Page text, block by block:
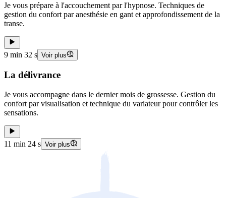
Je vous prépare à l'accouchement par l'hypnose. Techniques de
gestion du confort par anesthésie en gant et approfondissement de la
transe.
9 min 32 s Voir plus
La délivrance
Je vous accompagne dans le dernier mois de grossesse. Gestion du
confort par visualisation et technique du variateur pour contrôler les
sensations.
11 min 24 s Voir plus